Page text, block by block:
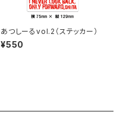
あつしーるvol.2（ステッカー）
¥550